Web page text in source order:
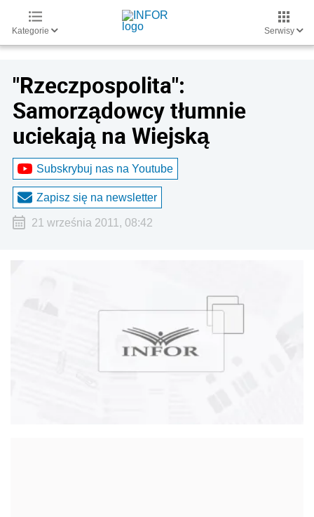
Kategorie Serwisy
"Rzeczpospolita":
Samorządowcy tłumnie
uciekają na Wiejską
Subskrybuj nas na Youtube
Zapisz się na newsletter
21 września 2011, 08:42